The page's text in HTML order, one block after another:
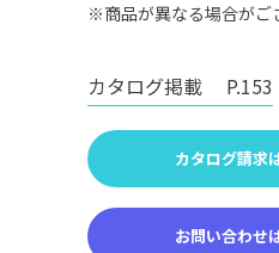
※商品が異なる場合がご
カタログ掲載 P.153
カタログ請求
お問い合わせ